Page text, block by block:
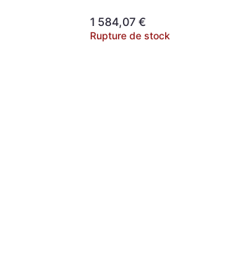
1 584,07 €
Rupture de stock